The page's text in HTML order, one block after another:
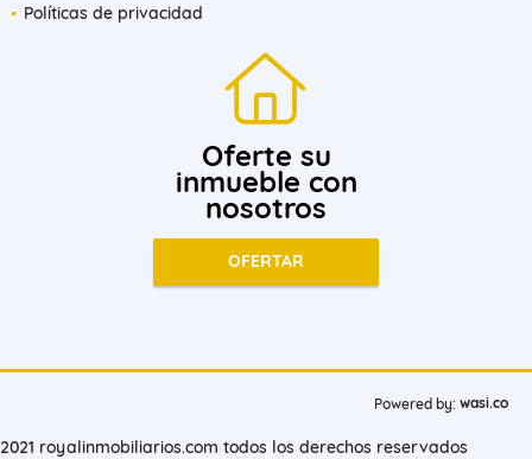
Políticas de privacidad
Oferte su
inmueble con
nosotros
OFERTAR
Powered by: wasi.co
2021 royalinmobiliarios.com todos los derechos reservados